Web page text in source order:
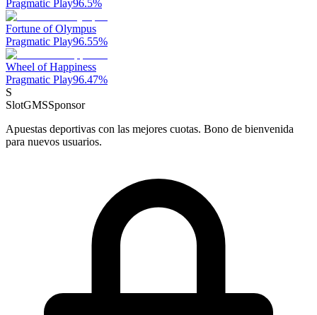
Pragmatic Play96.5%
Fortune of Olympus
Pragmatic Play96.55%
Wheel of Happiness
Pragmatic Play96.47%
S
SlotGMSSponsor
Apuestas deportivas con las mejores cuotas. Bono de bienvenida
para nuevos usuarios.